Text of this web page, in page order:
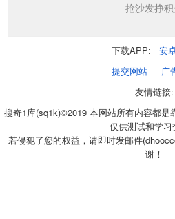
抢沙发挣
下载APP: 安
提交网站
广
友情链接:
搜奇1库(sq1k)©2019 本网站所有内容都是
仅供测试和学习
若侵犯了您的权益，请即时发邮件
谢！